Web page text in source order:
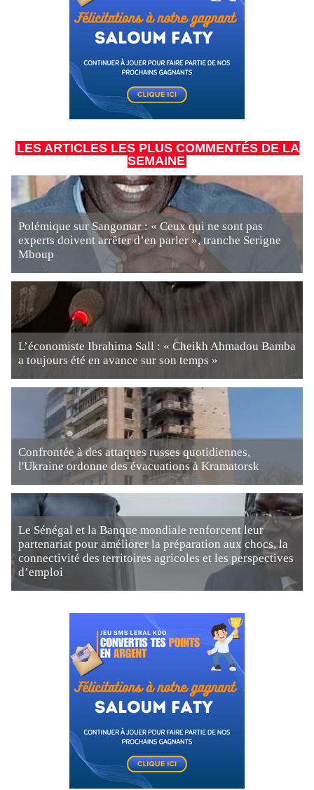
LES ARTICLES LES PLUS COMMENTÉS DE LA
SEMAINE
Polémique sur Sangomar : « Ceux qui ne sont pas
experts doivent arrêter d’en parler », tranche Serigne
Mboup
L’économiste Ibrahima Sall : « Cheikh Ahmadou Bamba
a toujours été en avance sur son temps »
Confrontée à des attaques russes quotidiennes,
l'Ukraine ordonne des évacuations à Kramatorsk
Le Sénégal et la Banque mondiale renforcent leur
partenariat pour améliorer la préparation aux chocs, la
connectivité des territoires agricoles et les perspectives
d’emploi